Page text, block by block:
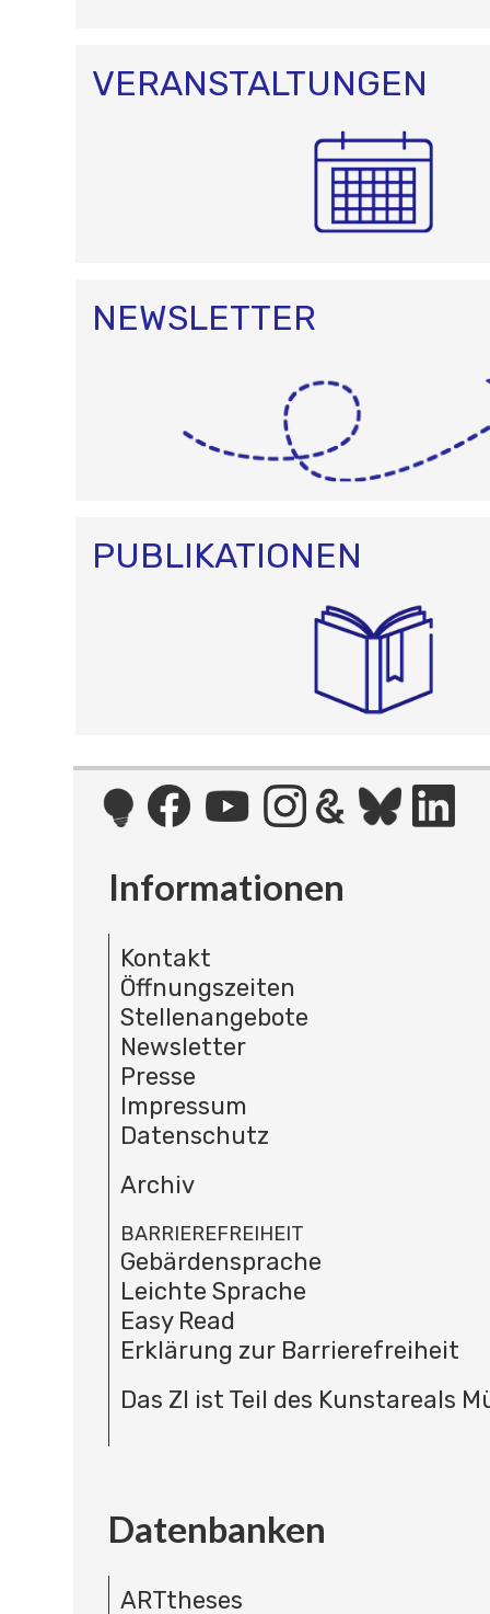
N
VERANSTALTUNGEN
NEWSLETTER
PUBLIKATIONEN
Informationen
Kontakt
Öffnungszeiten
Stellenangebote
Newsletter
Presse
Impressum
Datenschutz
Archiv
BARRIEREFREIHEIT
Gebärdensprache
Leichte Sprache
Easy Read
Erklärung zur Barrierefreiheit
Das ZI ist Teil des Kunstareals
Datenbanken
ARTtheses